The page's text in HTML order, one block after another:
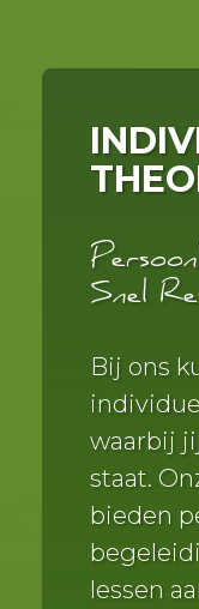
Snel
Bij ons
waarbij
staat.
bieden
lessen